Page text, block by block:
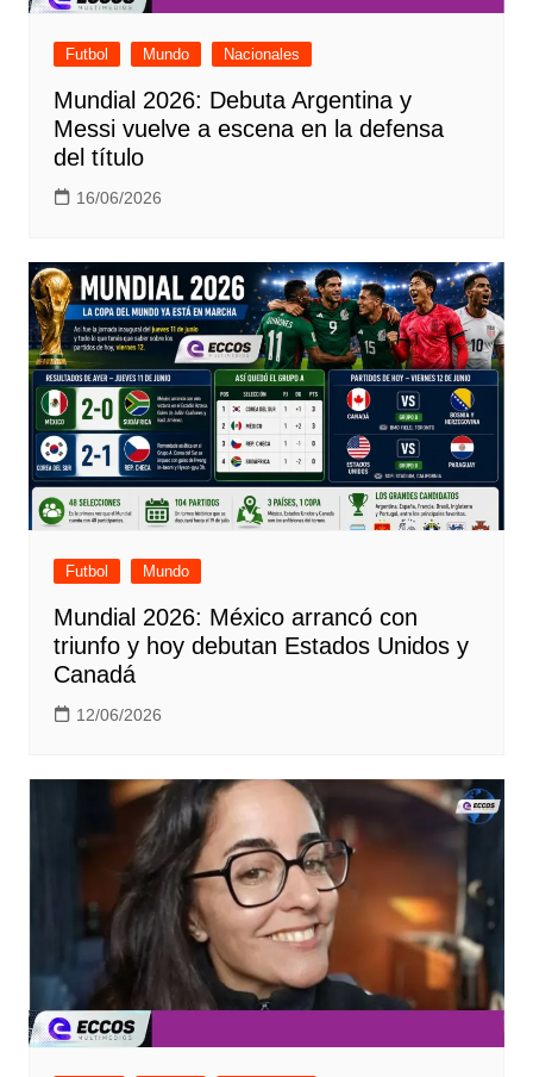
Futbol Mundo Nacionales
Mundial 2026: Debuta Argentina y
Messi vuelve a escena en la defensa
del título
16/06/2026
Futbol Mundo
Mundial 2026: México arrancó con
triunfo y hoy debutan Estados Unidos y
Canadá
12/06/2026